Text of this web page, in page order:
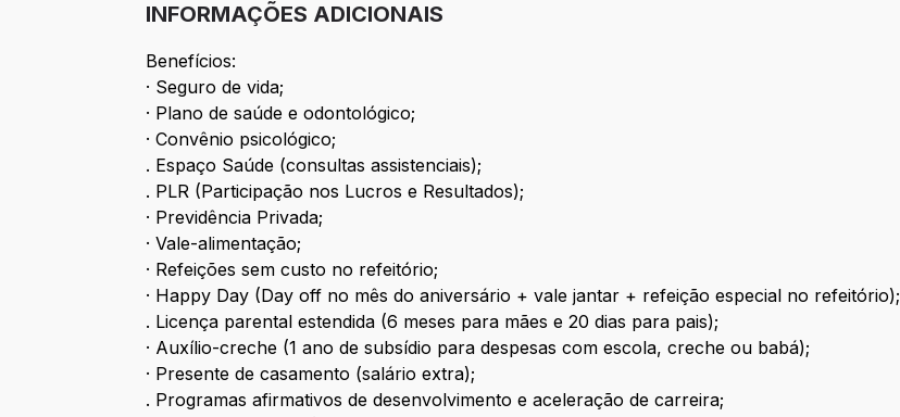
INFORMAÇÕES ADICIONAIS
Benefícios:
· Seguro de vida;
· Plano de saúde e odontológico;
· Convênio psicológico;
. Espaço Saúde (consultas assistenciais);
. PLR (Participação nos Lucros e Resultados);
· Previdência Privada;
· Vale-alimentação;
· Refeições sem custo no refeitório;
· Happy Day (Day off no mês do aniversário + vale jantar + refeição especial no refeitório);
. Licença parental estendida (6 meses para mães e 20 dias para pais);
· Auxílio-creche (1 ano de subsídio para despesas com escola, creche ou babá);
· Presente de casamento (salário extra);
. Programas afirmativos de desenvolvimento e aceleração de carreira;